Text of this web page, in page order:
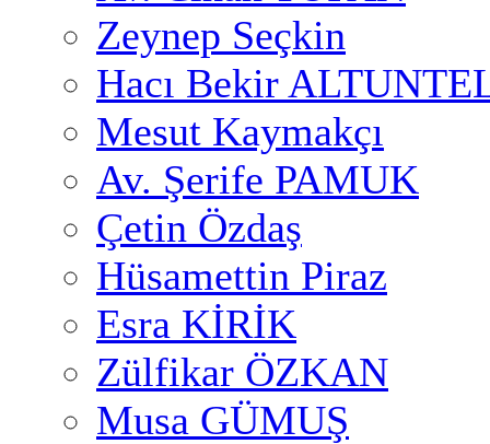
Zeynep Seçkin
Hacı Bekir
Mesut Kaymakçı
Av. Şerife PAMUK
Çetin Özdaş
Hüsamettin Piraz
Esra KİRİK
Zülfikar ÖZKAN
Musa GÜMUŞ